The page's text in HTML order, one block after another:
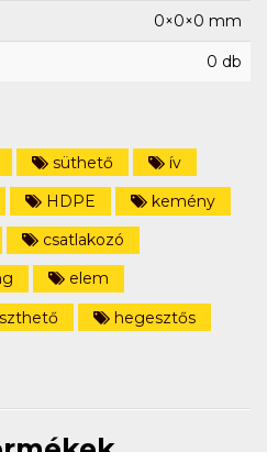
0×0×0 mm
0 db
süthető
ív
HDPE
kemény
csatlakozó
elem
hegesztős